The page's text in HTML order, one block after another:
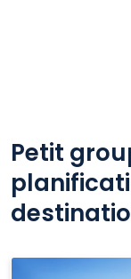
Petit